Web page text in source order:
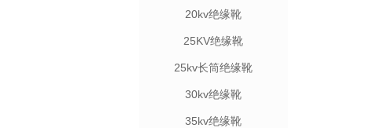
20kv绝缘靴
25KV绝缘靴
25kv长筒绝缘靴
30kv绝缘靴
35kv绝缘靴